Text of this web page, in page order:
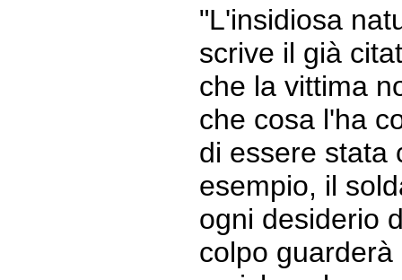
"L'insidiosa
scrive il già
che la vittima
che cosa l'ha
di essere stata
esempio, il
ogni desiderio
colpo